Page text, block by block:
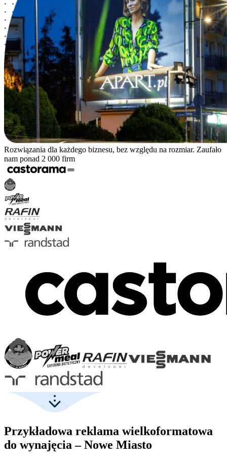
Rozwiązania dla każdego biznesu, bez względu na rozmiar. Zaufało
nam ponad 2 000 firm
Przykładowa reklama wielkoformatowa
do wynajęcia – Nowe Miasto